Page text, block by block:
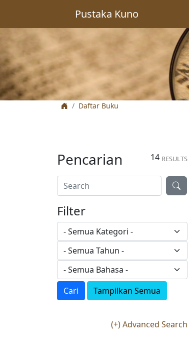
Pustaka Kuno
Daftar Buku
14 RESULTS
Pencarian
Filter
Cari Tampilkan Semua
(+) Advanced Search